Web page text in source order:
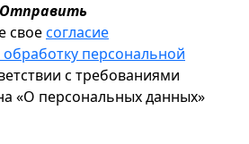
Отправить
своесогласие
персональной
с требованиями
«О персональных данных»